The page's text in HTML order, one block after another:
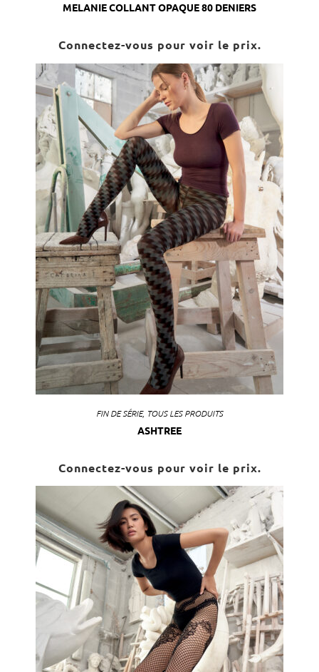
MELANIE COLLANT OPAQUE 80 DENIERS
Connectez-vous pour voir le prix.
FIN DE SÉRIE, TOUS LES PRODUITS
ASHTREE
Connectez-vous pour voir le prix.